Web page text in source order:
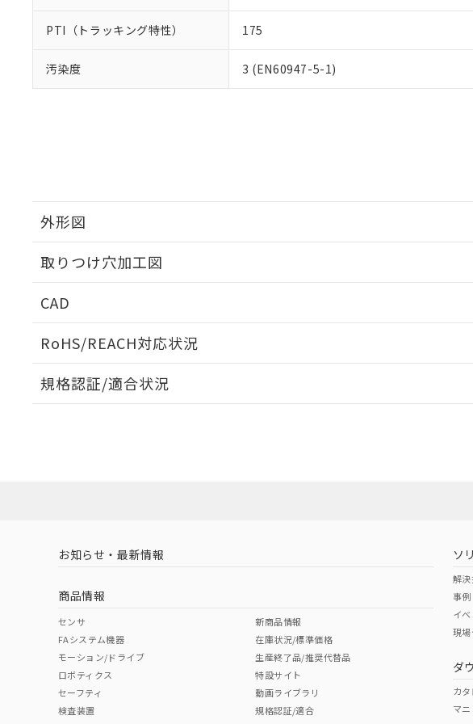
PTI（トラッキング特性） 175
汚染度 3 (EN60947-5-1)
外形図
取りつけ穴加工図
CAD
RoHS/REACH対応状況
EU RoHS 注意事項・凡例
ダウンロードは
中国 RoHS 注意事項・凡例
中国 RoHS表
Pb Hg Cr(VI)
規格認証/適合状況
お知らせ・最新情報
商品情報
センサ
FAシステム機器
モーション/ドライブ
ロボティクス
セーフティ
検査装置
新商品情報
在庫状況/標準価格
生産終了品/推奨代替品
特設サイト
動画ライブラリ
規格認証/適合
ソ
解
事例
イ
現
ダ
カ
マ